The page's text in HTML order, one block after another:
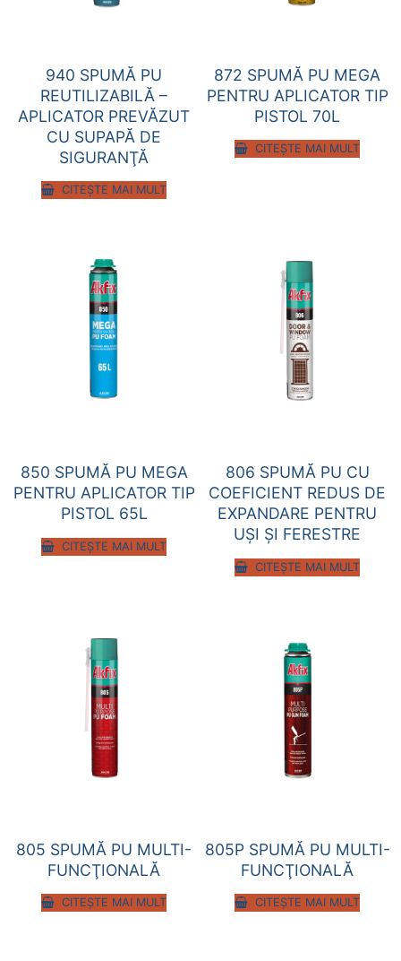
940 SPUMĂ PU
REUTILIZABILĂ –
APLICATOR PREVĂZUT
CU SUPAPĂ DE
SIGURANŢĂ
CITEȘTE MAI MULT
872 SPUMĂ PU MEGA
PENTRU APLICATOR TIP
PISTOL 70L
CITEȘTE MAI MULT
850 SPUMĂ PU MEGA
PENTRU APLICATOR TIP
PISTOL 65L
CITEȘTE MAI MULT
806 SPUMĂ PU CU
COEFICIENT REDUS DE
EXPANDARE PENTRU
UŞI ŞI FERESTRE
CITEȘTE MAI MULT
805 SPUMĂ PU MULTI-
FUNCŢIONALĂ
CITEȘTE MAI MULT
805P SPUMĂ PU MULTI-
FUNCŢIONALĂ
CITEȘTE MAI MULT